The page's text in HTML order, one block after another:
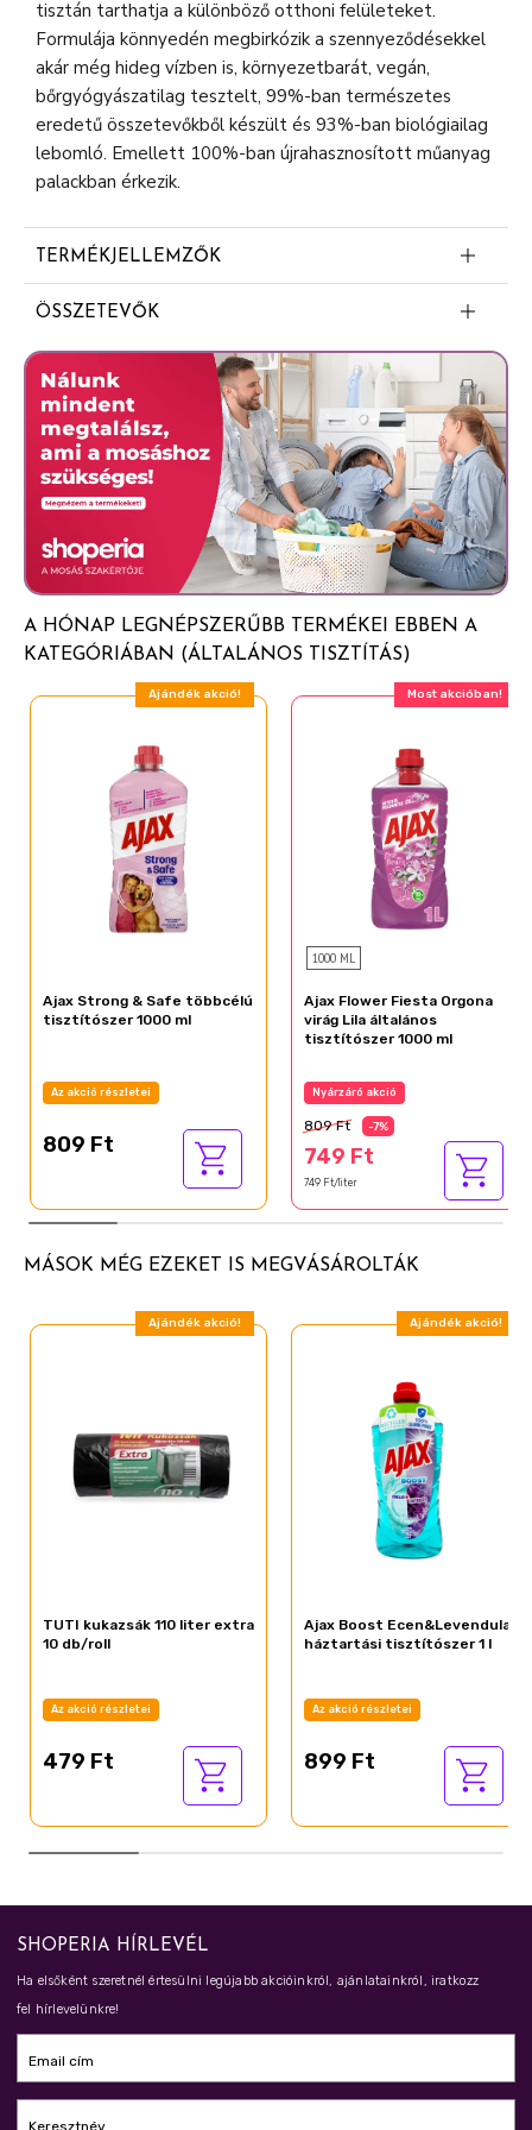
tisztán tarthatja a különböző otthoni felületeket.
Formulája könnyedén megbirkózik a szennyeződésekkel
akár még hideg vízben is, környezetbarát, vegán,
bőrgyógyászatilag tesztelt, 99%-ban természetes
eredetű összetevőkből készült és 93%-ban biológiailag
lebomló. Emellett 100%-ban újrahasznosított műanyag
palackban érkezik.
TERMÉKJELLEMZŐK
Intenzív frissességet biztosít
99%-ban természetes eredetű összetevőkből
készült
Segít eltávolítani a szagokat
Azonnal segít eltávolítani a szennyeződéseket
ÖSSZETEVŐK
Contains: <5% Anionic Surfactants. Perfumes
Glutaral Eucalyptus Globulus Oil Camphor
Citronellol Terpineol.
A HÓNAP LEGNÉPSZERŰBB TERMÉKEI EBBEN A
KATEGÓRIÁBAN (ÁLTALÁNOS TISZTÍTÁS)
Ajándék akció!
Ajax Strong & Safe többcélú
tisztítószer 1000 ml
Az akció részletei
809 Ft
Most akcióban!
1000 ML
Ajax Flower Fiesta Orgona
virág Lila általános
tisztítószer 1000 ml
Nyárzáró akció
809 Ft -7%
749 Ft
749 Ft/liter
MÁSOK MÉG EZEKET IS MEGVÁSÁROLTÁK
Ajándék akció!
TUTI kukazsák 110 liter extra
10 db/roll
Az akció részletei
479 Ft
Ajándék akció!
Ajax Boost Ecen&Levendula
háztartási tisztítószer 1 l
Az akció részletei
899 Ft
SHOPERIA HÍRLEVÉL
Ha elsőként szeretnél értesülni legújabb akcióinkról, ajánlatainkról, iratkozz
fel hírlevelünkre!
Email cím
Keresztnév